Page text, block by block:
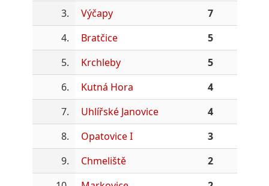
3.
Výčapy
7
4.
Bratčice
5
5.
Krchleby
5
6.
Kutná Hora
4
7.
Uhlířské Janovice
4
8.
Opatovice I
3
9.
Chmeliště
2